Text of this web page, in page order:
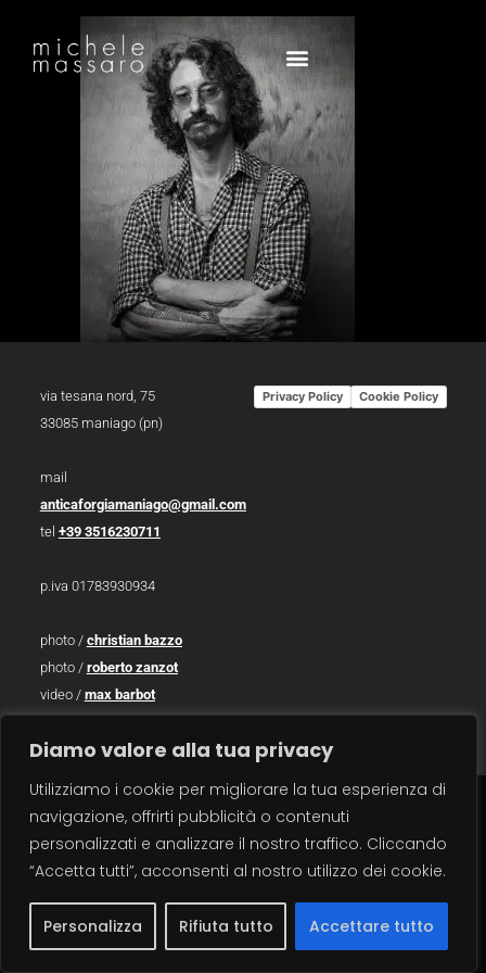
Diamo valore alla tua privacy
Utilizziamo i cookie per migliorare la tua esperienza di
navigazione, offrirti pubblicità o contenuti
personalizzati e analizzare il nostro traffico. Cliccando
“Accetta tutti”, acconsenti al nostro utilizzo dei cookie.
Personalizza Rifiuta tutto Accettare tutto
via tesana nord, 75
33085 maniago (pn)
mail
anticaforgiamaniago@gmail.com
tel +39 3516230711
p.iva 01783930934
photo / christian bazzo
photo / roberto zanzot
video / max barbot
Privacy Policy Cookie Policy
carrello ×